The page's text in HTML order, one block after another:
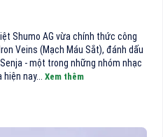
Shumo AG vừa chính thức công
Veins (Mạch Máu Sắt), đánh dấu
- một trong những nhóm nhạc
nay... Xem thêm